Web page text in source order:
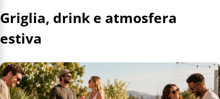
Griglia, drink e atmosfera
estiva